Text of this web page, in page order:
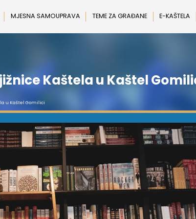
MJESNA SAMOUPRAVA TEME ZA GRAĐANE E-KAŠTELA
Kaštela u Kaštel
u Kaštel Gomilici